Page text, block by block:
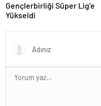
Gençlerbirliği Süper Lig’e
Yükseldi